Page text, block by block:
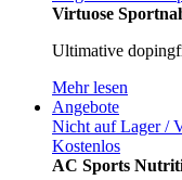
Virtuose
Ultimative
Mehr lesen
Angebote
Nicht auf Lager /
Kostenlos
AC Sports